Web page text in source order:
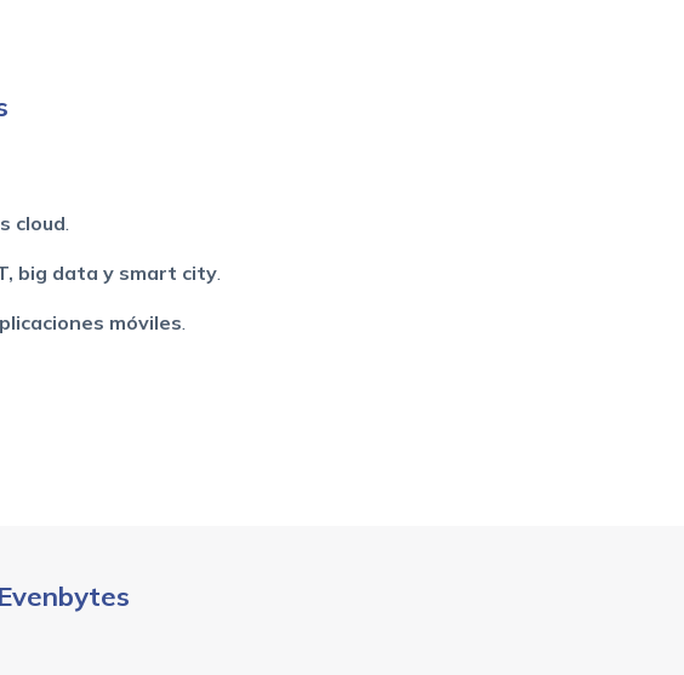
cloud
big data y smart city
móviles